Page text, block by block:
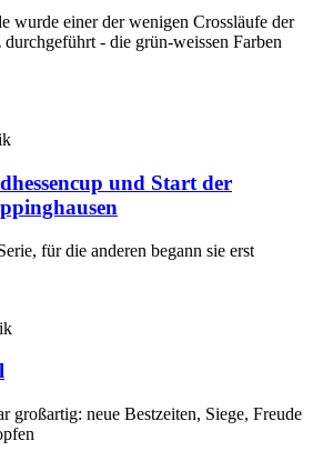
wurde einer der wenigen Crossläufe der
- die grün-weissen Farben
und Start der
für die anderen begann sie erst
großartig: neue Bestzeiten, Siege, Freude